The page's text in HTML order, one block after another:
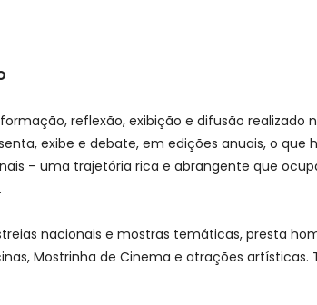
reflexão, exibição e difusão realizado
exibe e debate, em edições anuais, o que
– uma trajetória rica e abrangente que
nacionais e mostras temáticas, presta
Mostrinha de Cinema e atrações